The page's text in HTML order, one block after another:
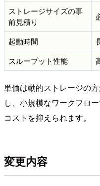
ストレージサイズの事
前見積り
起動時間
スループット性能
単価は動的ストレージの
し、小規模なワークフロ
コストを抑えられます。
変更内容